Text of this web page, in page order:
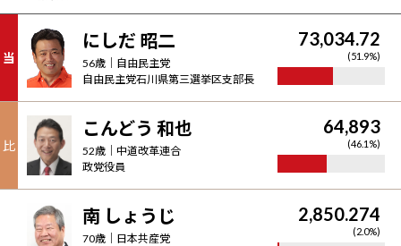
当
にしだ 昭二
56歳｜ 自由民主党
自由民主党石川県第三選挙区支部長
73,034.72
(51.9%)
比
こんどう 和也
52歳｜ 中道改革連合
政党役員
64,893
(46.1 %)
南 しょうじ
70歳｜ 日本共産党
2,850.274
(2.0%)